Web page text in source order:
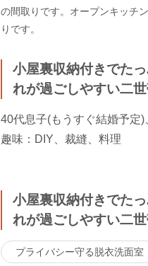
の間取りです。オープンキッチ
りです。
小屋裏収納付きでた
れが過ごしやすい二
40代息子(もうすぐ結婚予定
趣味：DIY、裁縫、料理
小屋裏収納付きでた
れが過ごしやすい二
プライバシー守る脱衣洗面室